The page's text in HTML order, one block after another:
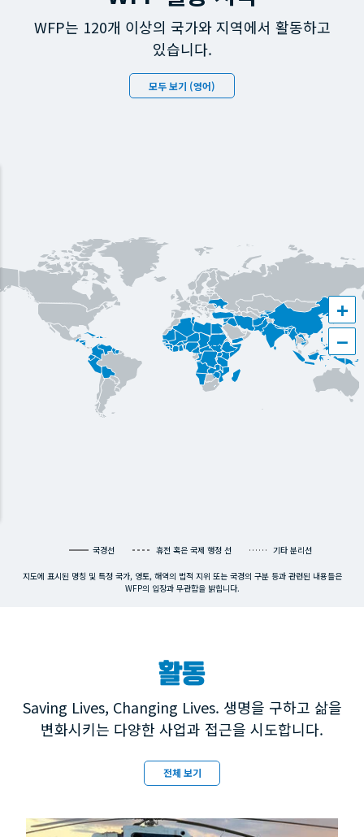
WFP는 120개 이상의 국가와 지역에서 활동하고
있습니다.
모두 보기 (영어)
+
−
국경선 휴전 혹은 국제 행정 선 기타 분리선
지도에 표시된 명칭 및 특정 국가, 영토, 해역의 법적 지위 또는 국경의 구분 등과 관련된 내용들은
WFP의 입장과 무관함을 밝힙니다.
활동
Saving Lives, Changing Lives. 생명을 구하고 삶을
변화시키는 다양한 사업과 접근을 시도합니다.
전체 보기